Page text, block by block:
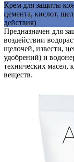
Крем для защиты
цемента, кислот,
действия)
Предназначен для
воздействии
щелочей, извести,
удобрений) и
технических масел,
веществ.